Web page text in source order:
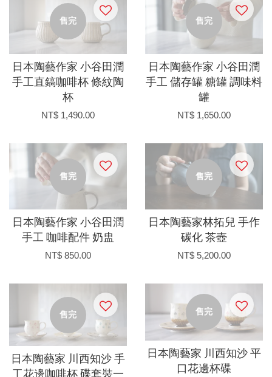
售完
日本陶藝作家 小谷田潤
手工直鎬咖啡杯 條紋陶
杯
NT$ 1,490.00
售完
日本陶藝作家 小谷田潤
手工 儲存罐 糖罐 調味料
罐
NT$ 1,650.00
售完
日本陶藝作家 小谷田潤
手工 咖啡配件 奶盅
NT$ 850.00
售完
日本陶藝家林拓兒 手作
碳化 茶壺
NT$ 5,200.00
售完
日本陶藝家 川西知沙 手
售完
日本陶藝家 川西知沙 平
口花邊杯碟